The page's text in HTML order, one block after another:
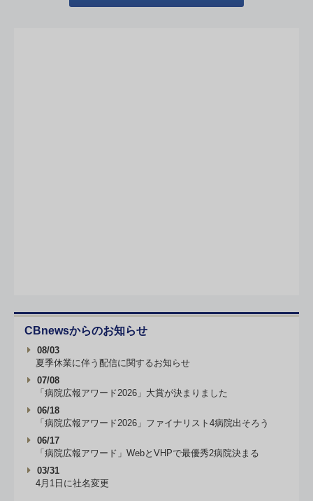
CBnewsからのお知らせ
08/03
夏季休業に伴う配信に関するお知らせ
07/08
「病院広報アワード2026」大賞が決まりました
06/18
「病院広報アワード2026」ファイナリスト4病院出そろう
06/17
「病院広報アワード」WebとVHPで最優秀2病院決まる
03/31
4月1日に社名変更